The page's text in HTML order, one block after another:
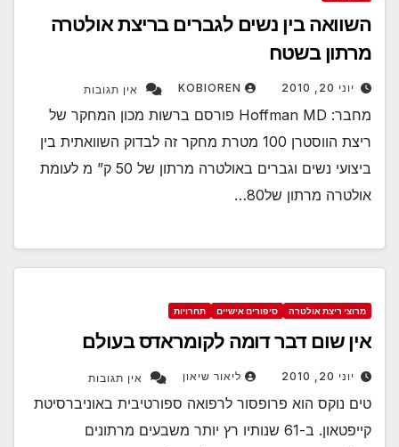
השוואה בין נשים לגברים בריצת אולטרה
מרתון בשטח
יוני 20, 2010 KOBIOREN אין תגובות
מחבר: Hoffman MD פורסם ברשות מכון המחקר של
ריצת הווסטרן 100 מטרת מחקר זה לבדוק השוואתית בין
ביצועי נשים וגברים באולטרה מרתון של 50 ק” מ לעומת
אולטרה מרתון של80…
מרוצי ריצת אולטרה סיפורים אישיים תחרויות
אין שום דבר דומה לקומראדס בעולם
יוני 20, 2010 ליאור שיאון אין תגובות
טים נוקס הוא פרופסור לרפואה ספורטיבית באוניברסיטת
קייפטאון. ב-61 שנותיו רץ יותר משבעים מרתונים